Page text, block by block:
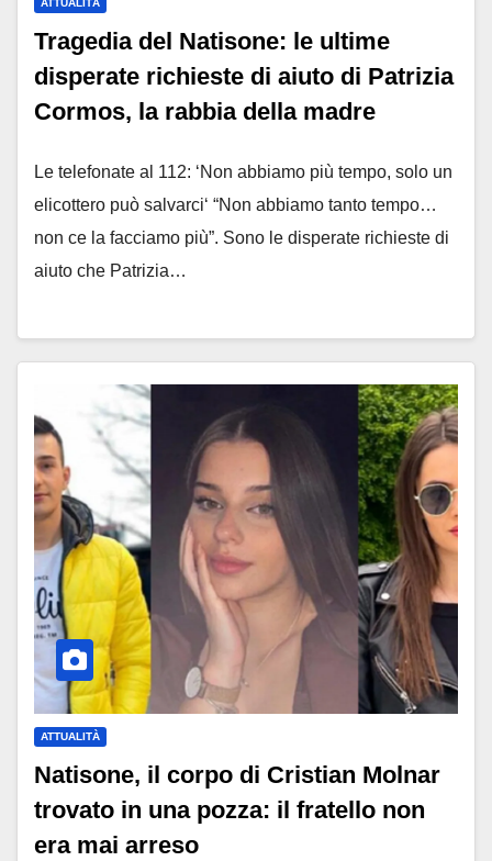
ATTUALITÀ
Tragedia del Natisone: le ultime
disperate richieste di aiuto di Patrizia
Cormos, la rabbia della madre
Le telefonate al 112: ‘Non abbiamo più tempo, solo un
elicottero può salvarci‘ “Non abbiamo tanto tempo…
non ce la facciamo più”. Sono le disperate richieste di
aiuto che Patrizia…
ATTUALITÀ
Natisone, il corpo di Cristian Molnar
trovato in una pozza: il fratello non
era mai arreso